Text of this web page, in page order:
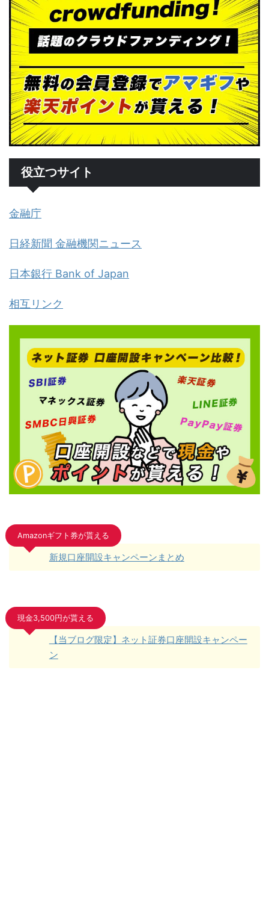
役立つサイト
金融庁
日経新聞 金融機関ニュース
日本銀行 Bank of Japan
相互リンク
Amazonギフト券が貰える
新規口座開設キャンペーンまとめ
現金3,500円が貰える
【当ブログ限定】ネット証券口座開設キャンペー
ン